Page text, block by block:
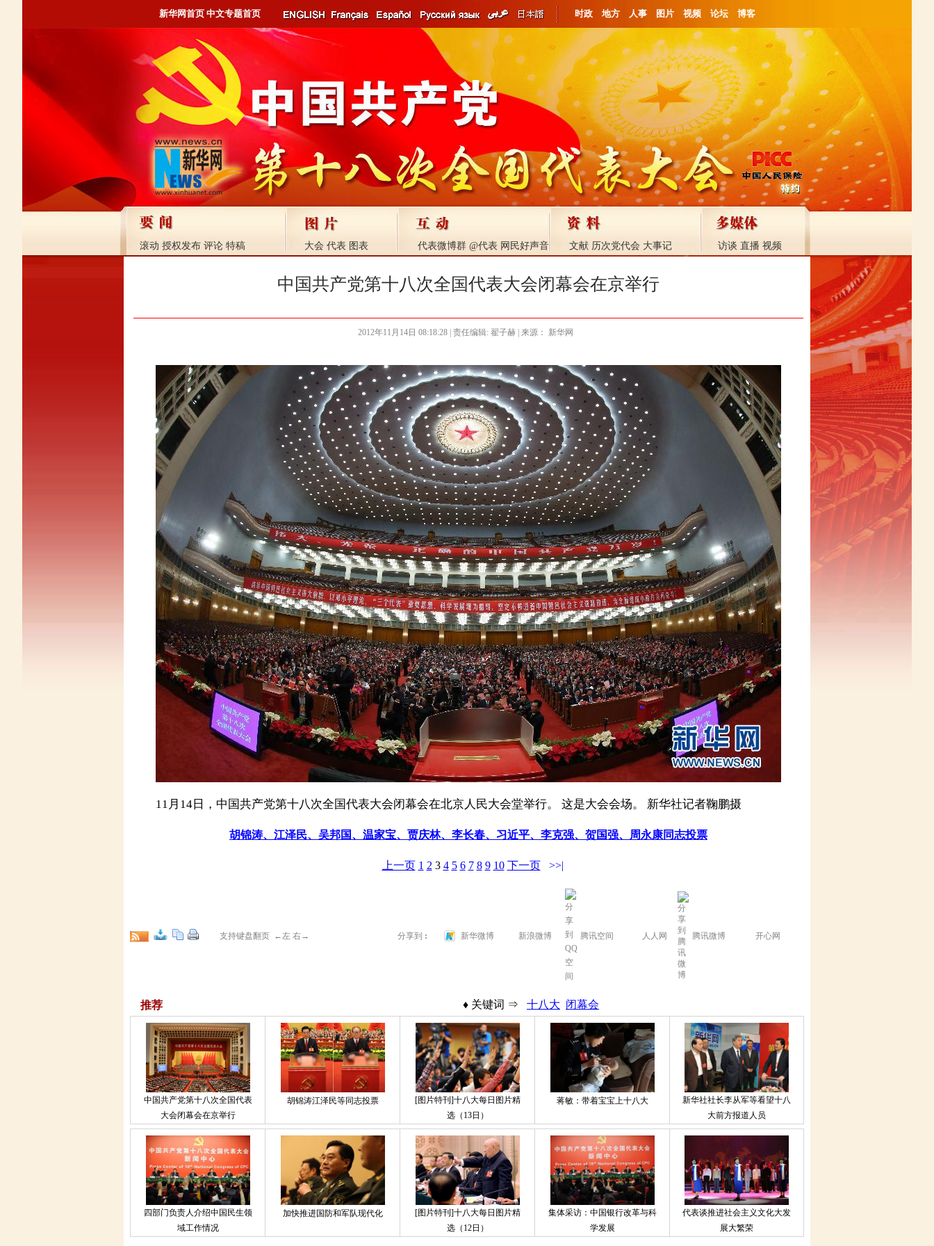
新华网首页 中文专题首页 时政 地方 人事 图片 视频 论坛 博客
滚动 授权发布 评论 特稿 大会 代表 图表 代表微博群 @代表 网民好声音 文献 历次党代会 大事记 访谈 直播 视频
中国共产党第十八次全国代表大会闭幕会在京举行
2012年11月14日 08:18:28| 责任编辑: 翟子赫 | 来源： 新华网
11月14日，中国共产党第十八次全国代表大会闭幕会在北京人民大会堂举行。 这是大会会场。 新华社记者鞠鹏摄
胡锦涛、江泽民、吴邦国、温家宝、贾庆林、李长春、习近平、李克强、贺国强、周永康同志投票
上一页 1 2 3 4 5 6 7 8 9 10 下一页 >>|
支持键盘翻页 ←左 右→ 分享到 : 新华微博 新浪微博 腾讯空间 人人网 腾讯微博 开心网
推荐 ♦ 关键词 ⇒ 十八大 闭幕会
中国共产党第十八次全国代表
大会闭幕会在京举行
胡锦涛江泽民等同志投票
[图片特刊]十八大每日图片精
选（13日）
蒋敏：带着宝宝上十八大
新华社社长李从军等看望十八
大前方报道人员
四部门负责人介绍中国民生领
域工作情况
加快推进国防和军队现代化
[图片特刊]十八大每日图片精
选（12日）
集体采访：中国银行改革与科
学发展
代表谈推进社会主义文化大发
展大繁荣